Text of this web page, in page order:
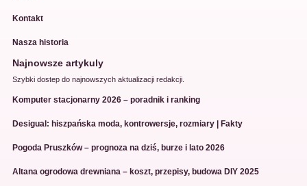
Kontakt
Nasza historia
Najnowsze artykuly
Szybki dostep do najnowszych aktualizacji redakcji.
Komputer stacjonarny 2026 – poradnik i ranking
Desigual: hiszpańska moda, kontrowersje, rozmiary | Fakty
Pogoda Pruszków – prognoza na dziś, burze i lato 2026
Altana ogrodowa drewniana – koszt, przepisy, budowa DIY 2025